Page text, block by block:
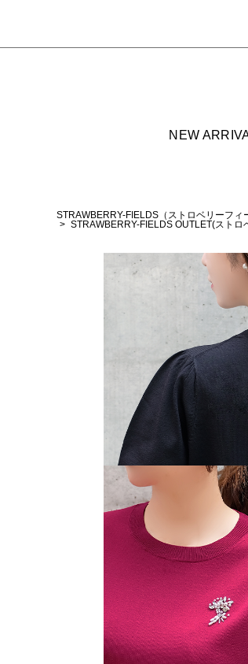
NEW
STRAWBERRY-FIELDS（ストロベリーフィ
STRAWBERRY-FIELDS OUTLET(スト